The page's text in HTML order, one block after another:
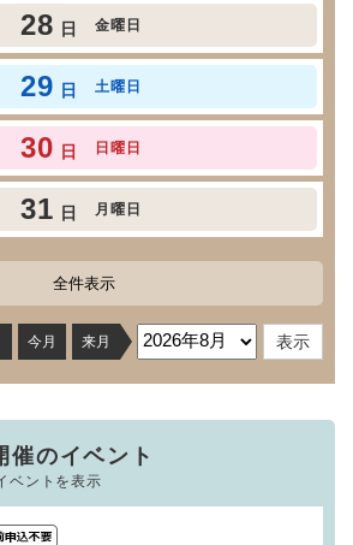
28 日 金曜日
29 日 土曜日
30 日 日曜日
31 日 月曜日
全件表示
今月 来月
催のイベント
ベントを表示